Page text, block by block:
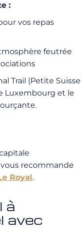
:
vos repas
feutrée
Trail (Petite Suisse
Luxembourg et le
vous recommande
Royal.
à
avec